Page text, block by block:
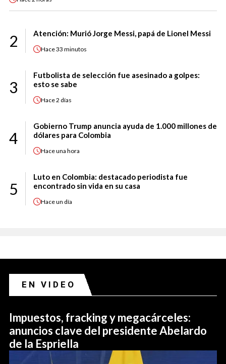
2 Atención: Murió Jorge Messi, papá de Lionel Messi
Hace33 minutos
3
Futbolista de selección fue asesinado a golpes:
esto se sabe
Hace2 días
4
Gobierno Trump anuncia ayuda de 1.000 millones de
dólares para Colombia
Haceuna hora
5
Luto en Colombia: destacado periodista fue
encontrado sin vida en su casa
Haceun día
EN VIDEO
Impuestos, fracking y megacárceles:
anuncios clave del presidente Abelardo
de la Espriella